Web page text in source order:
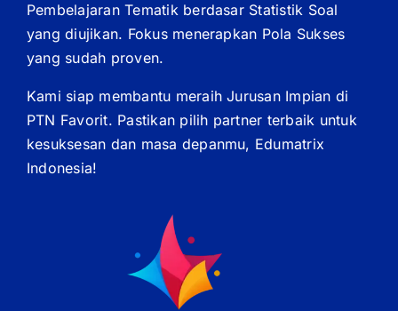
Pembelajaran Tematik berdasar Statistik Soal
yang diujikan. Fokus menerapkan Pola Sukses
yang sudah proven.
Kami siap membantu meraih Jurusan Impian di
PTN Favorit. Pastikan pilih partner terbaik untuk
kesuksesan dan masa depanmu, Edumatrix
Indonesia!